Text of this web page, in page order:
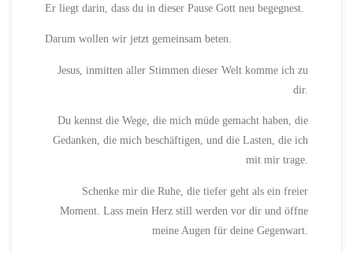
Er liegt darin, dass du in dieser Pause Gott neu begegnest.
Darum wollen wir jetzt gemeinsam beten.
Jesus, inmitten aller Stimmen dieser Welt komme ich zu
dir.
Du kennst die Wege, die mich müde gemacht haben, die
Gedanken, die mich beschäftigen, und die Lasten, die ich
mit mir trage.
Schenke mir die Ruhe, die tiefer geht als ein freier
Moment. Lass mein Herz still werden vor dir und öffne
meine Augen für deine Gegenwart.